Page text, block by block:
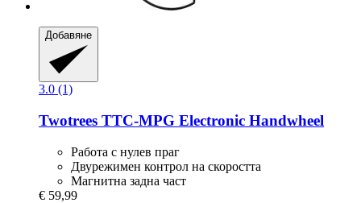
Добавяне
3.0 (1)
Twotrees TTC-​MPG Electronic Handwheel
Работа с нулев праг
Двурежимен контрол на скоростта
Магнитна задна част
€ 59,99